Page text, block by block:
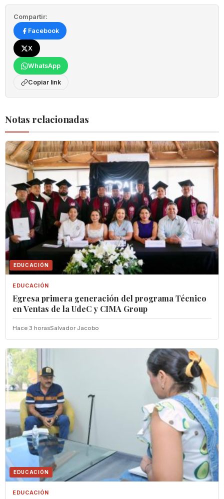
Compartir:
Facebook
X
WhatsApp
Copiar link
Notas relacionadas
EDUCACIÓN
EDUCACIÓN
Egresa primera generación del programa Técnico
en Ventas de la UdeC y CIMA Group
Hace 3 horasSalvador Jacobo
EDUCACIÓN
EDUCACIÓN